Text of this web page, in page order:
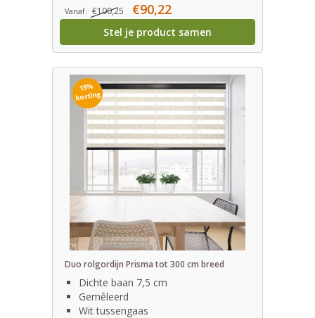
Vanaf: €100,25 €90,22
Stel je product samen
15%
korting
Duo rolgordijn Prisma tot 300 cm breed
Dichte baan 7,5 cm
Gemêleerd
Wit tussengaas